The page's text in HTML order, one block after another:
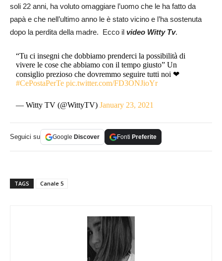
soli 22 anni, ha voluto omaggiare l’uomo che le ha fatto da
papà e che nell’ultimo anno le è stato vicino e l’ha sostenuta
dopo la perdita della madre. Ecco il video Witty Tv.
“Tu ci insegni che dobbiamo prenderci la possibilità di
vivere le cose che abbiamo con il tempo giusto” Un
consiglio prezioso che dovremmo seguire tutti noi ❤
#CePostaPerTe pic.twitter.com/FD3ONJioYr
— Witty TV (@WittyTV)January 23, 2021
Seguici su Google Discover Fonti Preferite
TAGS Canale 5